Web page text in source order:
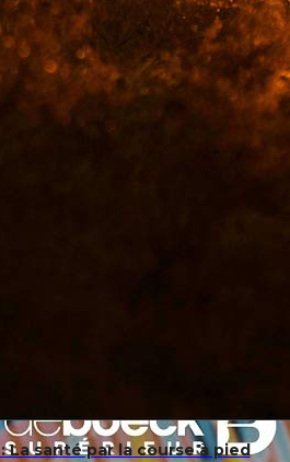
La santé par la course à pied